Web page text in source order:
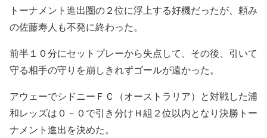
トーナメント進出圏の２位に浮上する好機だったが、頼み
の佐藤寿人も不発に終わった。
前半１０分にセットプレーから失点して、その後、引いて
守る相手の守りを崩しきれずゴールが遠かった。
アウェーでシドニーＦＣ（オーストラリア）と対戦した浦
和レッズは０－０で引き分けＨ組２位以内となり決勝トー
ナメント進出を決めた。